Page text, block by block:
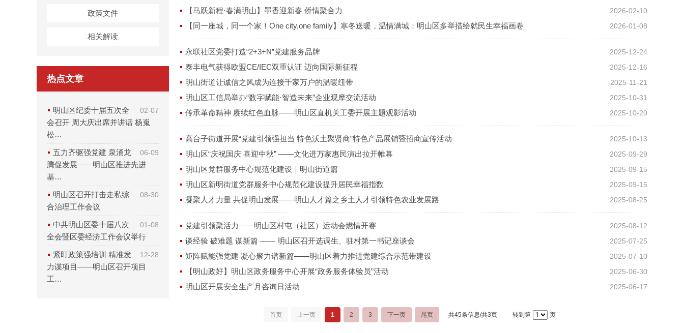
政策文件
相关解读
热点文章
02-07
明山区纪委十届五次全
会召开 周大庆出席并讲话 杨嵬
松…
06-09
五力齐驱强党建 泉涌龙
腾促发展——明山区推进先进
基…
08-30
明山区召开打击走私综
合治理工作会议
01-08
中共明山区委十届八次
全会暨区委经济工作会议举行
12-28
紧盯政策强培训 精准发
力谋项目——明山区召开项目
工…
2026-02-10
【马跃新程·春满明山】墨香迎新春 侨情聚合力
2026-01-08
【同一座城，同一个家！One city,one family】寒冬送暖，温情满城：明山区多举措绘就民生幸福画卷
2025-12-24
永联社区党委打造“2+3+N”党建服务品牌
2025-12-16
泰丰电气获得欧盟CE/IEC双重认证 迈向国际新征程
2025-11-21
明山街道让诚信之风成为连接千家万户的温暖纽带
2025-10-31
明山区工信局举办“数字赋能·智造未来”企业观摩交流活动
2025-10-20
传承革命精神 赓续红色血脉——明山区直机关工委开展主题观影活动
2025-10-13
高台子街道开展“党建引领强担当 特色沃土聚贤商”特色产品展销暨招商宣传活动
2025-09-29
明山区“庆祝国庆 喜迎中秋” ——文化进万家惠民演出拉开帷幕
2025-09-15
明山区党群服务中心规范化建设｜明山街道篇
2025-09-15
明山区新明街道党群服务中心规范化建设提升居民幸福指数
2025-08-25
凝聚人才力量 共促明山发展——明山人才篇之乡土人才引领特色农业发展路
2025-08-12
党建引领聚活力——明山区村屯（社区）运动会燃情开赛
2025-07-25
谈经验 破难题 谋新篇 —— 明山区召开选调生、驻村第一书记座谈会
2025-07-10
矩阵赋能强党建 凝心聚力谱新篇——明山区着力推进党建综合示范带建设
2025-06-30
【明山政好】明山区政务服务中心开展“政务服务体验员”活动
2025-06-17
明山区开展安全生产月咨询日活动
首页 上一页 1 2 3 下一页 尾页 共45条信息/共3页 转到第 页